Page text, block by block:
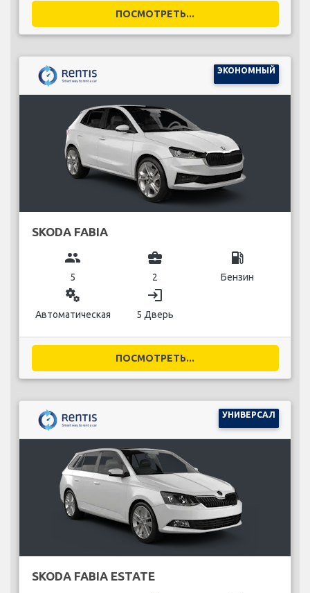
ПОСМОТРЕТЬ...
ЭКОНОМНЫЙ
SKODA FABIA
group
5
business_center
2
local_gas_station
Бензин
miscellaneous_services
Автоматическая
login
5 Дверь
ПОСМОТРЕТЬ...
УНИВЕРСАЛ
SKODA FABIA ESTATE